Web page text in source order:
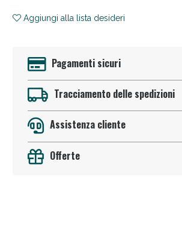
Aggiungi alla lista desideri
Pagamenti sicuri
Tracciamento delle spedizioni
Assistenza cliente
Offerte
Anticellulite e Fanghi: Sconto fino
oggi!